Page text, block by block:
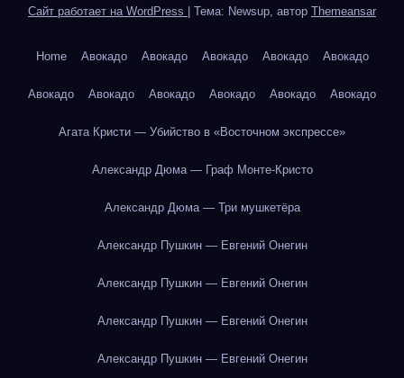
Сайт работает на WordPress Тема: Newsup, автор Themeansar
Home Авокадо Авокадо Авокадо Авокадо Авокадо
Авокадо Авокадо Авокадо Авокадо Авокадо Авокадо
Агата Кристи — Убийство в «Восточном экспрессе»
Александр Дюма — Граф Монте-Кристо
Александр Дюма — Три мушкетёра
Александр Пушкин — Евгений Онегин
Александр Пушкин — Евгений Онегин
Александр Пушкин — Евгений Онегин
Александр Пушкин — Евгений Онегин